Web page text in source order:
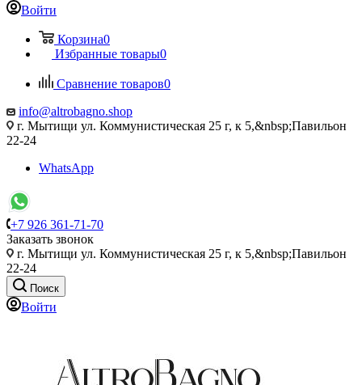
Войти
Корзина0
Избранные товары0
Сравнение товаров0
info@altrobagno.shop
г. Мытищи ул. Коммунистическая 25 г, к 5,&nbsp;Павильон
22-24
WhatsApp
+7 926 361-71-70
Заказать звонок
г. Мытищи ул. Коммунистическая 25 г, к 5,&nbsp;Павильон
22-24
Поиск
Войти